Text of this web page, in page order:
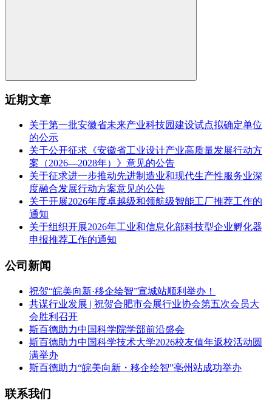
近期文章
关于第一批安徽省未来产业科技园建设试点拟确定单位
的公示
关于公开征求《安徽省工业设计产业高质量发展行动方
案（2026—2028年）》意见的公告
关于征求进一步推动先进制造业和现代生产性服务业深
度融合发展行动方案意见的公告
关于开展2026年度卓越级和领航级智能工厂推荐工作的
通知
关于组织开展2026年工业和信息化部科技型企业孵化器
申报推荐工作的通知
公司新闻
祝贺“皖美向新·移企绘智”宣城站顺利举办！
共谋行业发展 | 祝贺合肥市会展行业协会第五次会员大
会胜利召开
斯百德助力中国科学院学部前沿盛会
斯百德助力中国科学技术大学2026校友值年返校活动圆
满举办
斯百德助力“皖美向新・移企绘智”亳州站成功举办
联系我们